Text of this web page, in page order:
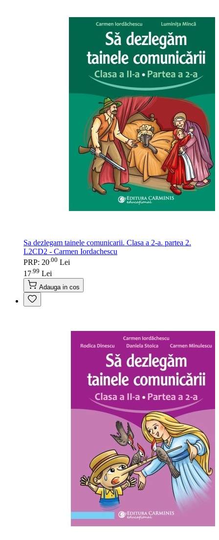
Sa dezlegam tainele comunicarii. Clasa a 2-a. partea 2.
L2CD2 - Carmen Iordachescu
PRP: 20 00 Lei
17 99 Lei
Adauga in cos